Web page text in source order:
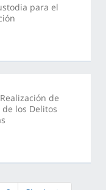
para el
de
los Delitos